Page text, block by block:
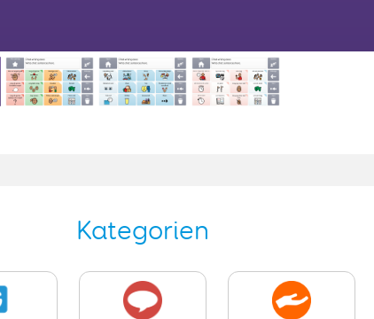
Kategorien